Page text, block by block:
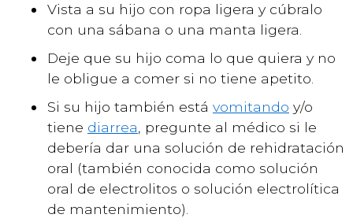
Vista a su hijo con ropa ligera y cúbralo
con una sábana o una manta ligera.
Deje que su hijo coma lo que quiera y no
le obligue a comer si no tiene apetito.
Si su hijo también está vomitando y/o
tiene diarrea , pregunte al médico si le
debería dar una solución de rehidratación
oral (también conocida como solución
oral de electrolitos o solución electrolítica
de mantenimiento).